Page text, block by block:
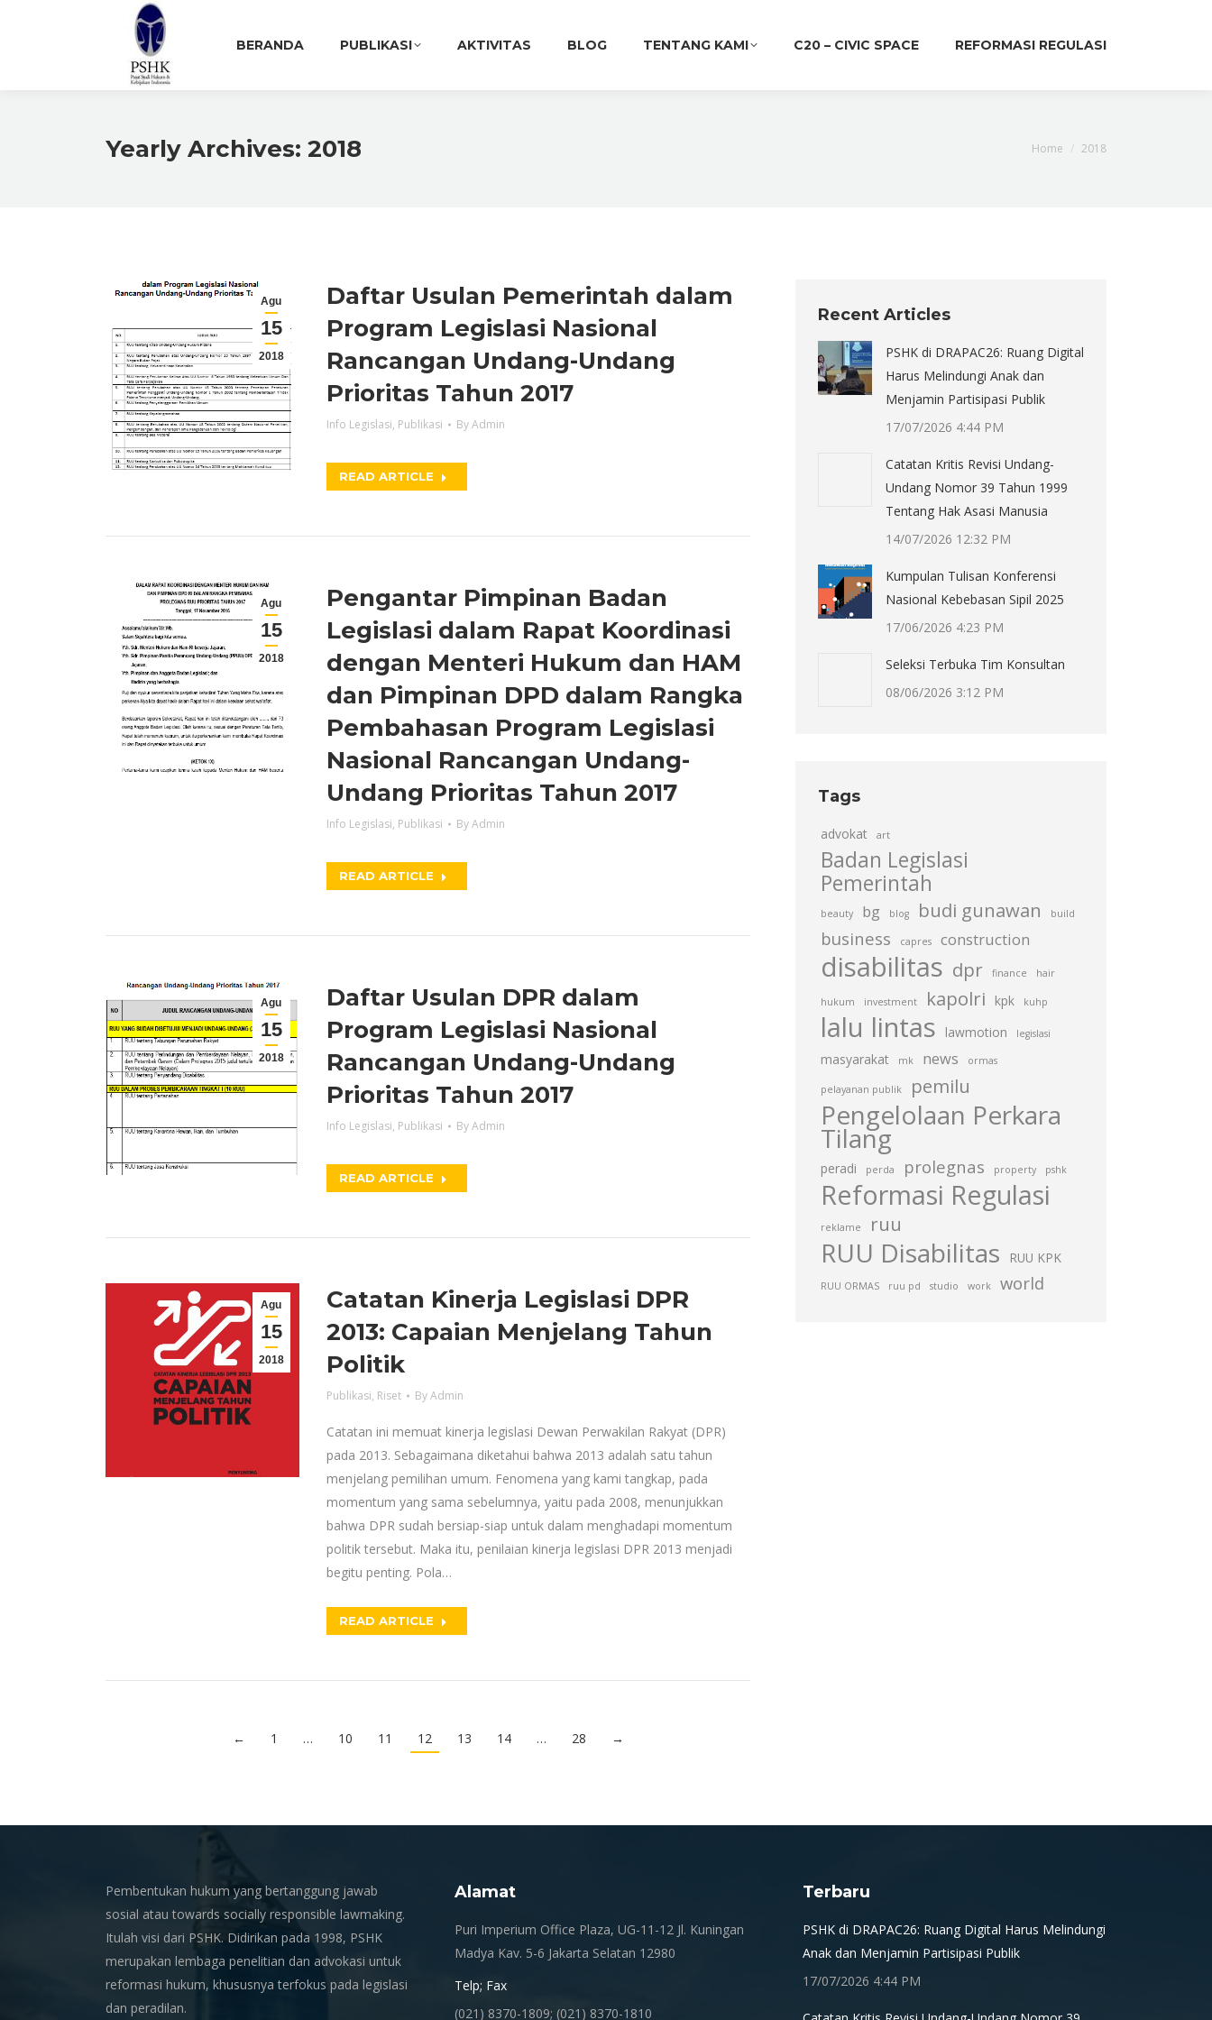
BERANDA PUBLIKASI AKTIVITAS BLOG TENTANG KAMI C20 – CIVIC SPACE REFORMASI REGULASI
Yearly Archives: 2018 You are here:
Home 2018
Agu
15
2018
Daftar Usulan Pemerintah dalam
Program Legislasi Nasional
Rancangan Undang-Undang
Prioritas Tahun 2017
Info Legislasi, Publikasi ByAdmin
READ ARTICLE
Agu
15
2018
Pengantar Pimpinan Badan
Legislasi dalam Rapat Koordinasi
dengan Menteri Hukum dan HAM
dan Pimpinan DPD dalam Rangka
Pembahasan Program Legislasi
Nasional Rancangan Undang-
Undang Prioritas Tahun 2017
Info Legislasi, Publikasi ByAdmin
READ ARTICLE
Agu
15
2018
Daftar Usulan DPR dalam
Program Legislasi Nasional
Rancangan Undang-Undang
Prioritas Tahun 2017
Info Legislasi, Publikasi ByAdmin
READ ARTICLE
Agu
15
2018
Catatan Kinerja Legislasi DPR
2013: Capaian Menjelang Tahun
Politik
Publikasi, Riset ByAdmin
Catatan ini memuat kinerja legislasi Dewan Perwakilan Rakyat (DPR)
pada 2013. Sebagaimana diketahui bahwa 2013 adalah satu tahun
menjelang pemilihan umum. Fenomena yang kami tangkap, pada
momentum yang sama sebelumnya, yaitu pada 2008, menunjukkan
bahwa DPR sudah bersiap-siap untuk dalam menghadapi momentum
politik tersebut. Maka itu, penilaian kinerja legislasi DPR 2013 menjadi
begitu penting. Pola…
READ ARTICLE
← 1 … 10 11 12 13 14 … 28 →
Recent Articles
PSHK di DRAPAC26: Ruang Digital
Harus Melindungi Anak dan
Menjamin Partisipasi Publik
17/07/2026 4:44 PM
Catatan Kritis Revisi Undang-
Undang Nomor 39 Tahun 1999
Tentang Hak Asasi Manusia
14/07/2026 12:32 PM
Kumpulan Tulisan Konferensi
Nasional Kebebasan Sipil 2025
17/06/2026 4:23 PM
Seleksi Terbuka Tim Konsultan
08/06/2026 3:12 PM
Tags
advokat art
Badan Legislasi
Pemerintah
beauty bg blog budi gunawan build
business capres construction
disabilitas dpr finance hair
hukum investment kapolri kpk kuhp
lalu lintas lawmotion legislasi
masyarakat mk news ormas
pelayanan publik pemilu
Pengelolaan Perkara
Tilang
peradi perda prolegnas property pshk
Reformasi Regulasi
reklame ruu
RUU Disabilitas RUU KPK
RUU ORMAS ruu pd studio work world
Pembentukan hukum yang bertanggung jawab
sosial atau towards socially responsible lawmaking.
Itulah visi dari PSHK. Didirikan pada 1998, PSHK
merupakan lembaga penelitian dan advokasi untuk
reformasi hukum, khususnya terfokus pada legislasi
dan peradilan.
Alamat
Puri Imperium Office Plaza, UG-11-12 Jl. Kuningan
Madya Kav. 5-6 Jakarta Selatan 12980
Telp; Fax
(021) 8370-1809; (021) 8370-1810
Terbaru
PSHK di DRAPAC26: Ruang Digital Harus Melindungi
Anak dan Menjamin Partisipasi Publik
17/07/2026 4:44 PM